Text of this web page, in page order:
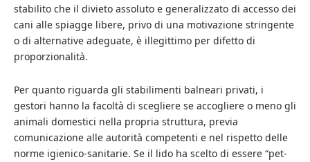
stabilito che il divieto assoluto e generalizzato di accesso dei
cani alle spiagge libere, privo di una motivazione stringente
o di alternative adeguate, è illegittimo per difetto di
proporzionalità.
Per quanto riguarda gli stabilimenti balneari privati, i
gestori hanno la facoltà di scegliere se accogliere o meno gli
animali domestici nella propria struttura, previa
comunicazione alle autorità competenti e nel rispetto delle
norme igienico-sanitarie. Se il lido ha scelto di essere “pet-